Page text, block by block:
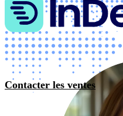
Contacter les ventes